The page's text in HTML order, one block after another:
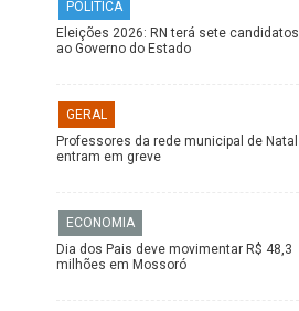
POLÍTICA
Eleições 2026: RN terá sete candidatos
ao Governo do Estado
GERAL
Professores da rede municipal de Natal
entram em greve
ECONOMIA
Dia dos Pais deve movimentar R$ 48,3
milhões em Mossoró